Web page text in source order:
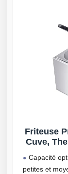
Friteuse
Cuve,
Capacité
petites et